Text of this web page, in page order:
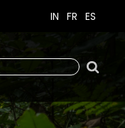
IN FR ES